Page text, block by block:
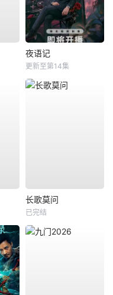
夜语记
更新至第14集
长歌莫问
已完结